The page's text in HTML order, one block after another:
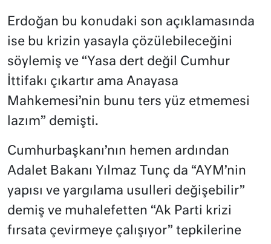
Erdoğan bu konudaki son açıklamasında
ise bu krizin yasayla çözülebileceğini
söylemiş ve “Yasa dert değil Cumhur
İttifakı çıkartır ama Anayasa
Mahkemesi’nin bunu ters yüz etmemesi
lazım” demişti.
Cumhurbaşkanı’nın hemen ardından
Adalet Bakanı Yılmaz Tunç da “AYM’nin
yapısı ve yargılama usulleri değişebilir”
demiş ve muhalefetten “Ak Parti krizi
fırsata çevirmeye çalışıyor” tepkilerine